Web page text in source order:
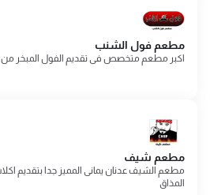
مطعم فول الشنب
اكبر مطعم متخصص فى تقديم الفول المبخر
مطعم شيف
مطعم الشيف عدنان يمانى المميز جدا بتقديم
المذاق